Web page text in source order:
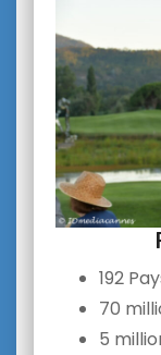
192
70
5